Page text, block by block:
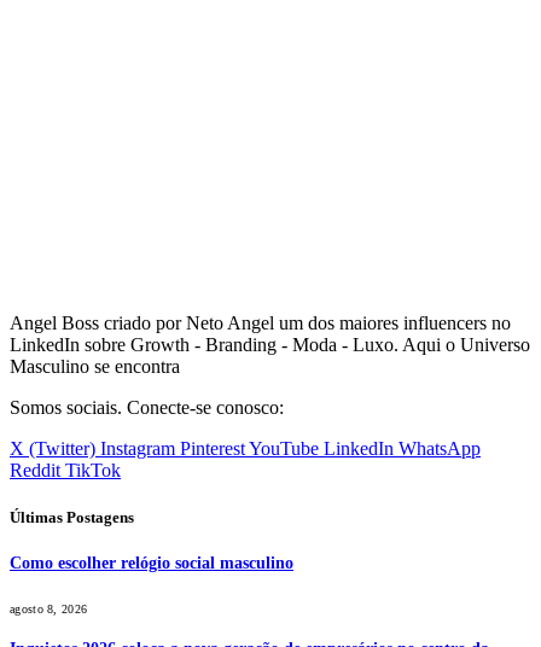
Angel Boss criado por Neto Angel um dos maiores influencers no
LinkedIn sobre Growth - Branding - Moda - Luxo. Aqui o Universo
Masculino se encontra
Somos sociais. Conecte-se conosco:
X (Twitter) Instagram PinterestYouTube LinkedIn WhatsApp
Reddit TikTok
Últimas Postagens
Como escolher relógio social masculino
agosto 8, 2026